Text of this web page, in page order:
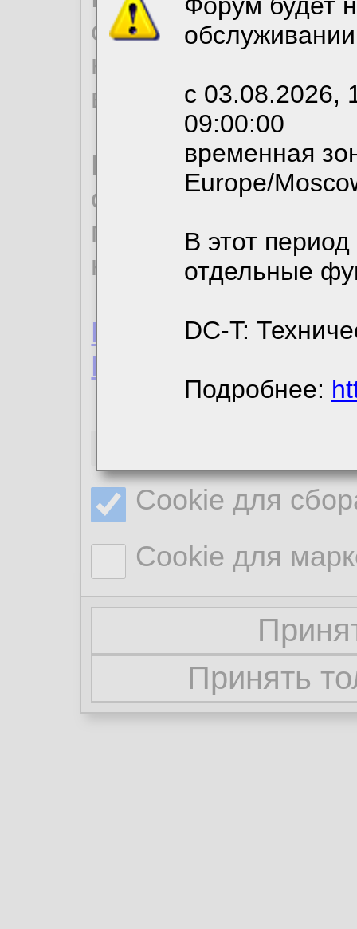
с 03.08.2026,
09:00:00
временная
Europe/
В этот
отдельные
DC-T:
Подробнее:
согласие на
необходимых для
вы можете
По
ознакомиться с
пользовательским
Пользовательское
Политика
Cookie для
Cookie для